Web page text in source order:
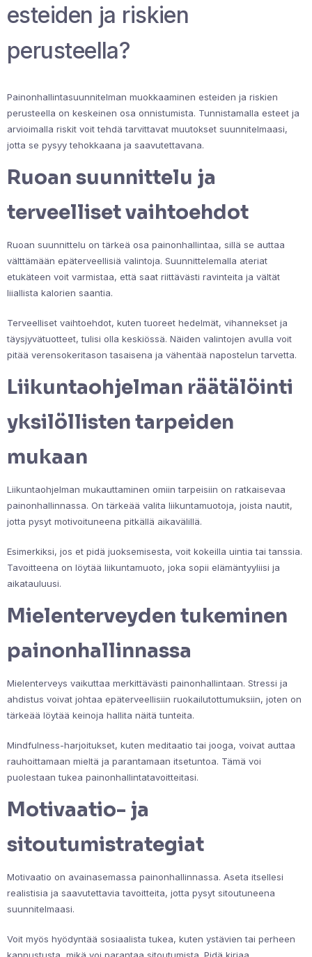
esteiden ja riskien
perusteella?
Painonhallintasuunnitelman muokkaaminen esteiden ja riskien
perusteella on keskeinen osa onnistumista. Tunnistamalla esteet ja
arvioimalla riskit voit tehdä tarvittavat muutokset suunnitelmaasi,
jotta se pysyy tehokkaana ja saavutettavana.
Ruoan suunnittelu ja
terveelliset vaihtoehdot
Ruoan suunnittelu on tärkeä osa painonhallintaa, sillä se auttaa
välttämään epäterveellisiä valintoja. Suunnittelemalla ateriat
etukäteen voit varmistaa, että saat riittävästi ravinteita ja vältät
liiallista kalorien saantia.
Terveelliset vaihtoehdot, kuten tuoreet hedelmät, vihannekset ja
täysjyvätuotteet, tulisi olla keskiössä. Näiden valintojen avulla voit
pitää verensokeritason tasaisena ja vähentää napostelun tarvetta.
Liikuntaohjelman räätälöinti
yksilöllisten tarpeiden
mukaan
Liikuntaohjelman mukauttaminen omiin tarpeisiin on ratkaisevaa
painonhallinnassa. On tärkeää valita liikuntamuotoja, joista nautit,
jotta pysyt motivoituneena pitkällä aikavälillä.
Esimerkiksi, jos et pidä juoksemisesta, voit kokeilla uintia tai tanssia.
Tavoitteena on löytää liikuntamuoto, joka sopii elämäntyyliisi ja
aikatauluusi.
Mielenterveyden tukeminen
painonhallinnassa
Mielenterveys vaikuttaa merkittävästi painonhallintaan. Stressi ja
ahdistus voivat johtaa epäterveellisiin ruokailutottumuksiin, joten on
tärkeää löytää keinoja hallita näitä tunteita.
Mindfulness-harjoitukset, kuten meditaatio tai jooga, voivat auttaa
rauhoittamaan mieltä ja parantamaan itsetuntoa. Tämä voi
puolestaan tukea painonhallintatavoitteitasi.
Motivaatio- ja
sitoutumistrategiat
Motivaatio on avainasemassa painonhallinnassa. Aseta itsellesi
realistisia ja saavutettavia tavoitteita, jotta pysyt sitoutuneena
suunnitelmaasi.
Voit myös hyödyntää sosiaalista tukea, kuten ystävien tai perheen